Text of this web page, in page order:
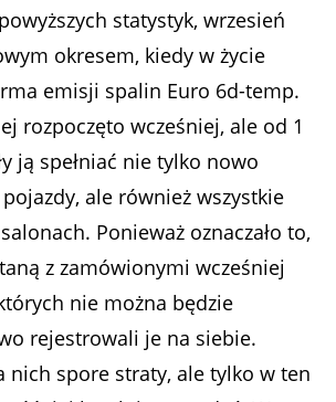
statystyk, wrzesień
okresem, kiedy w życie
emisji spalin Euro 6d-temp.
rozpoczęto wcześniej, ale od 1
ją spełniać nie tylko nowo
ale również wszystkie
Ponieważ oznaczało to,
z zamówionymi wcześniej
nie można będzie
rejestrowali je na siebie.
nich spore straty, ale tylko w ten